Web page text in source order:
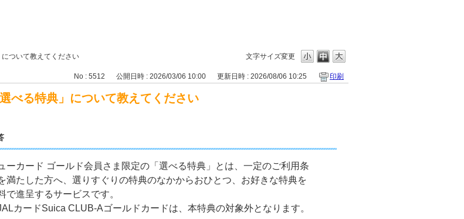
文字サイズ変更
について教えてください
No : 5512 公開日時 : 2026/03/06 10:00 更新日時 : 2026/08/06 10:25 印刷
選べる特典」について教えてください
ーカード ゴールド会員さま限定の「選べる特典」とは、一定のご利用条
満たした方へ、選りすぐりの特典のなかからおひとつ、お好きな特典を
で進呈するサービスです。
カードSuica CLUB-Aゴールドカードは、本特典の対象外となります。